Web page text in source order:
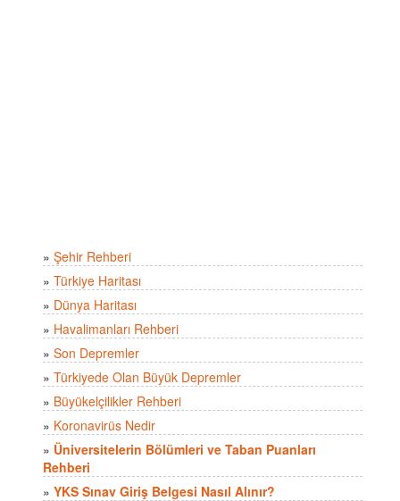
» Şehir Rehberi
» Türkiye Haritası
» Dünya Haritası
» Havalimanları Rehberi
» Son Depremler
» Türkiyede Olan Büyük Depremler
» Büyükelçilikler Rehberi
» Koronavirüs Nedir
» Üniversitelerin Bölümleri ve Taban Puanları
Rehberi
» YKS Sınav Giriş Belgesi Nasıl Alınır?